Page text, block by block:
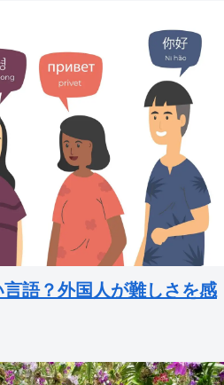
語？外国人が難しさを感